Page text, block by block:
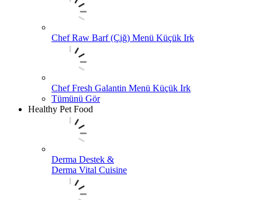
Chef Raw Barf (Çiğ) Menü Küçük Irk
Chef Fresh Galantin Menü Küçük Irk
Tümünü Gör
Healthy Pet Food
Derma Destek &
Derma Vital Cuisine